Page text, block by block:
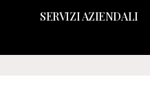
SERVIZI AZIENDALI